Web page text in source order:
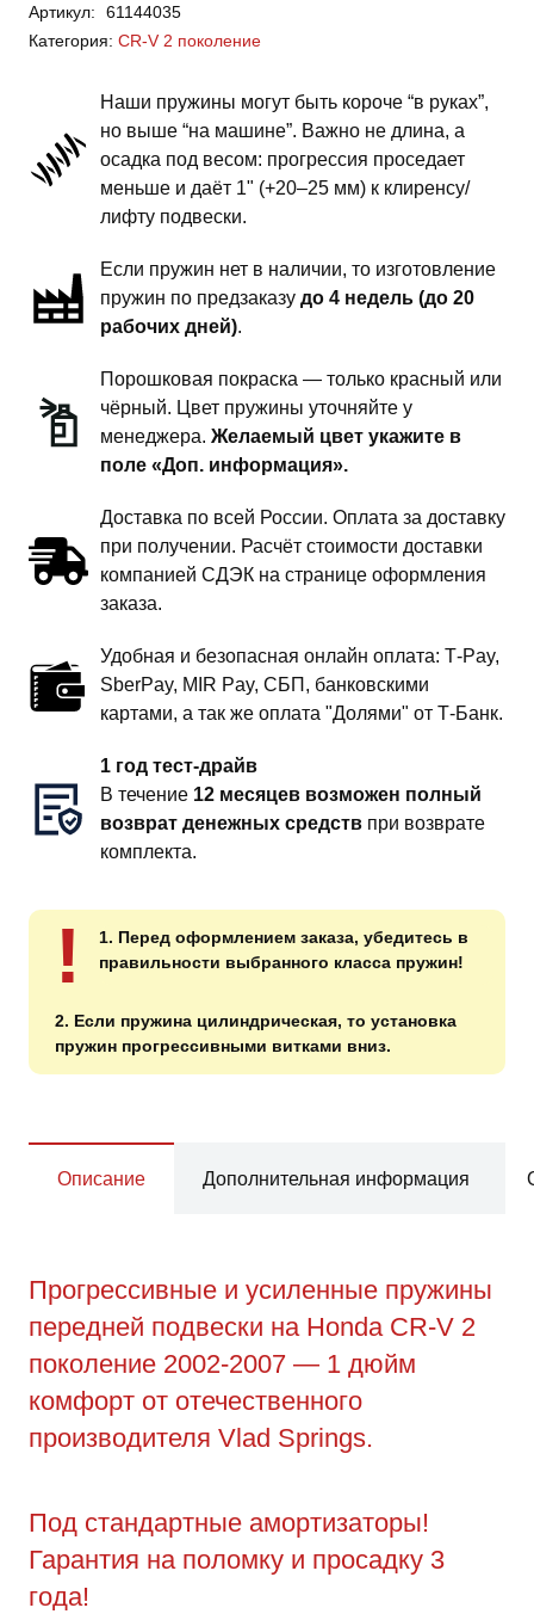
CR-
V
поколение
пружины
Артикул:
61144035
Категория: CR-V 2 поколение
Наши пружины могут быть короче “в руках”,
но выше “на машине”. Важно не длина, а
осадка под весом: прогрессия проседает
меньше и даёт 1" (+20–25 мм) к клиренсу/
лифту подвески.
Если пружин нет в наличии, то изготовление
пружин по предзаказу до 4 недель (до 20
рабочих дней).
Порошковая покраска — только красный или
чёрный. Цвет пружины уточняйте у
менеджера. Желаемый цвет укажите в
поле «Доп. информация».
Доставка по всей России. Оплата за доставку
при получении. Расчёт стоимости доставки
компанией СДЭК на странице оформления
заказа.
Удобная и безопасная онлайн оплата: T‑Pay,
SberPay, MIR Pay, СБП, банковскими
картами, а так же оплата "Долями" от Т-Банк.
1 год тест-драйв
В течение 12 месяцев возможен полный
возврат денежных средств при возврате
комплекта.
!
1. Перед оформлением заказа, убедитесь в
правильности выбранного класса пружин!
2. Если пружина цилиндрическая, то установка
пружин прогрессивными витками вниз.
Описание Дополнительная информация
Прогрессивные и усиленные пружины
передней подвески на Honda CR-V 2
поколение 2002-2007 — 1 дюйм
комфорт от отечественного
производителя Vlad Springs.
Под стандартные амортизаторы!
Гарантия на поломку и просадку 3
года!